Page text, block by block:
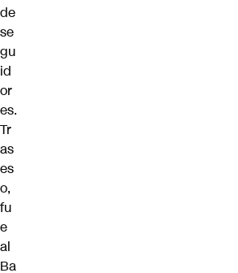
de
se
gu
id
or
es.
Tr
as
es
o,
fu
e
al
Ba